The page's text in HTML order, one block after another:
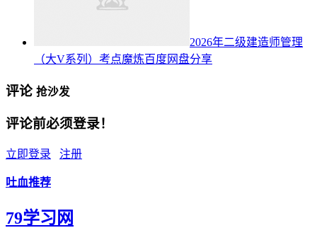
2026年二级建造师管理
（大V系列）考点魔炼百度网盘分享
评论 抢沙发
评论前必须登录！
立即登录 注册
吐血推荐
79学习网